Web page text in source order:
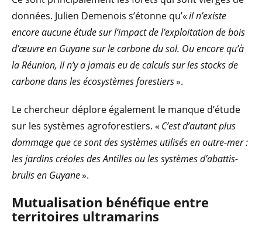
données. Julien Demenois s’étonne qu’«il n’existe
encore aucune étude sur l’impact de l’exploitation de bois
d’œuvre en Guyane sur le carbone du sol. Ou encore qu’à
la Réunion, il n’y a jamais eu de calculs sur les stocks de
carbone dans les écosystèmes forestiers».
Le chercheur déplore également le manque d’étude
sur les systèmes agroforestiers. « C’est d’autant plus
dommage que ce sont des systèmes utilisés en outre-mer :
les jardins créoles des Antilles ou les systèmes d’abattis-
brulis en Guyane».
Mutualisation bénéfique entre
territoires ultramarins